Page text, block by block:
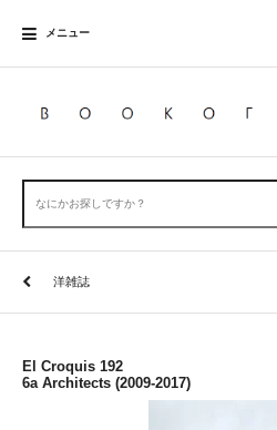
メニュー
洋雑誌
El Croquis 192
6a Architects (2009-2017)